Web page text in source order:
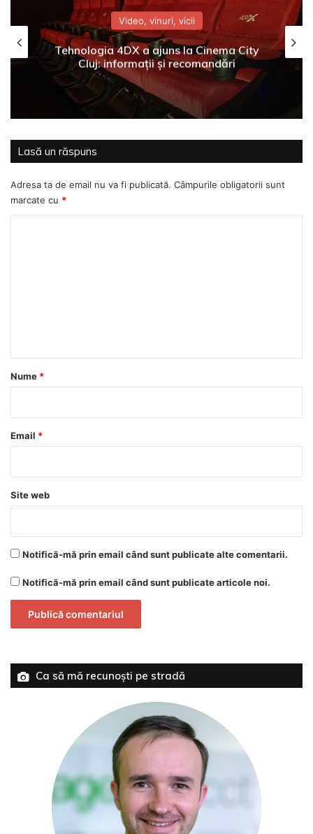
Video, vinuri, vicii
Tehnologia 4DX a ajuns la Cinema City
Cluj: informații și recomandări
Lasă un răspuns
Adresa ta de email nu va fi publicată. Câmpurile obligatorii sunt
marcate cu *
r
*
Nume *
Email *
Site web
Notifică-mă prin email când sunt publicate alte comentarii.
Notifică-mă prin email când sunt publicate articole noi.
Ca să mă recunoști pe stradă